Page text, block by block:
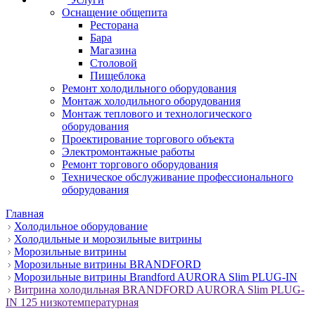
Оснащение общепита
Ресторана
Бара
Магазина
Столовой
Пищеблока
Ремонт холодильного оборудования
Монтаж холодильного оборудования
Монтаж теплового и технологического
оборудования
Проектирование торгового объекта
Электромонтажные работы
Ремонт торгового оборудования
Техническое обслуживание профессионального
оборудования
Главная
Холодильное оборудование
Холодильные и морозильные витрины
Морозильные витрины
Морозильные витрины BRANDFORD
Морозильные витрины Brandford AURORA Slim PLUG-IN
Витрина холодильная BRANDFORD AURORA Slim PLUG-
IN 125 низкотемпературная